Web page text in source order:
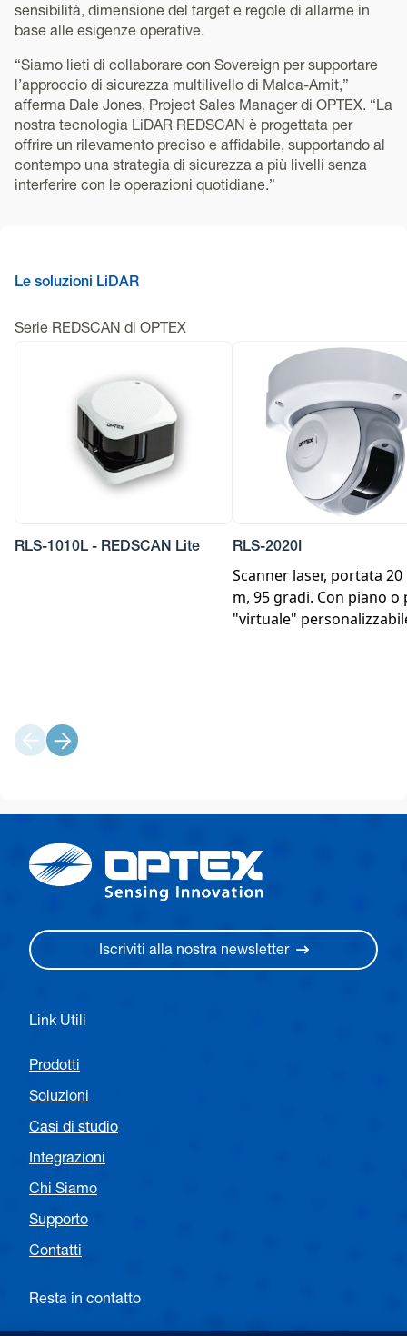
sensibilità, dimensione del target e regole di allarme in
base alle esigenze operative.
“Siamo lieti di collaborare con Sovereign per supportare
l’approccio di sicurezza multilivello di Malca-Amit,”
afferma Dale Jones, Project Sales Manager di OPTEX. “La
nostra tecnologia LiDAR REDSCAN è progettata per
offrire un rilevamento preciso e affidabile, supportando al
contempo una strategia di sicurezza a più livelli senza
interferire con le operazioni quotidiane.”
Le soluzioni LiDAR
Serie REDSCAN di OPTEX
RLS-1010L - REDSCAN Lite RLS-2020I
Scanner laser, portata 20
m, 95 gradi. Con piano o
"virtuale"
Iscriviti alla nostra newsletter
Link Utili
Prodotti
Soluzioni
Casi di studio
Integrazioni
Chi Siamo
Supporto
Contatti
Resta in contatto